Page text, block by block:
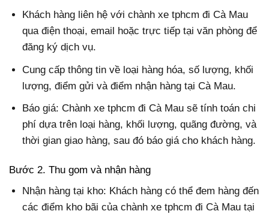
Khách hàng liên hệ với chành xe tphcm đi Cà Mau
qua điện thoại, email hoặc trực tiếp tại văn phòng để
đăng ký dịch vụ.
Cung cấp thông tin về loại hàng hóa, số lượng, khối
lượng, điểm gửi và điểm nhận hàng tại Cà Mau.
Báo giá: Chành xe tphcm đi Cà Mau sẽ tính toán chi
phí dựa trên loại hàng, khối lượng, quãng đường, và
thời gian giao hàng, sau đó báo giá cho khách hàng.
Bước 2. Thu gom và nhận hàng
Nhận hàng tại kho: Khách hàng có thể đem hàng đến
các điểm kho bãi của chành xe tphcm đi Cà Mau tại